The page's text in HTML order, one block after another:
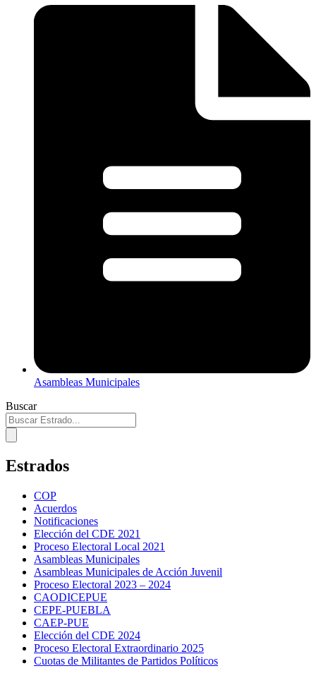
Asambleas Municipales
Buscar
Estrados
COP
Acuerdos
Notificaciones
Elección del CDE 2021
Proceso Electoral Local 2021
Asambleas Municipales
Asambleas Municipales de Acción Juvenil
Proceso Electoral 2023 – 2024
CAODICEPUE
CEPE-PUEBLA
CAEP-PUE
Elección del CDE 2024
Proceso Electoral Extraordinario 2025
Cuotas de Militantes de Partidos Políticos